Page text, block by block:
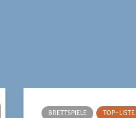
BRETTSPIELE TOP-LISTE